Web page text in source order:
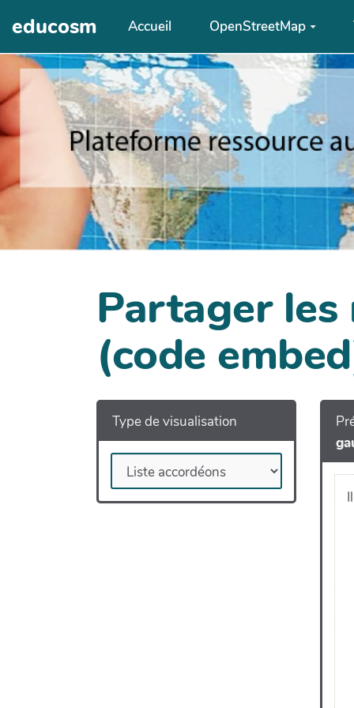
Aller au contenu principal
educosm Accueil OpenStreetMap
Partager
(code
Type de visualisation